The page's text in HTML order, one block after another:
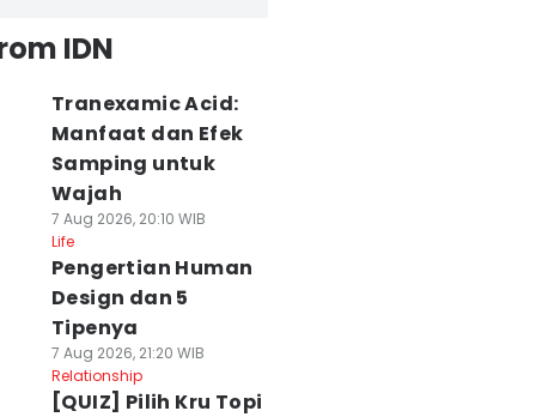
IDN
Tranexamic Acid:
Manfaat dan Efek
Samping untuk
Wajah
7 Aug 2026, 20:10 WIB
Life
Pengertian Human
Design dan 5
Tipenya
7 Aug 2026, 21:20 WIB
Relationship
[QUIZ] Pilih Kru Topi